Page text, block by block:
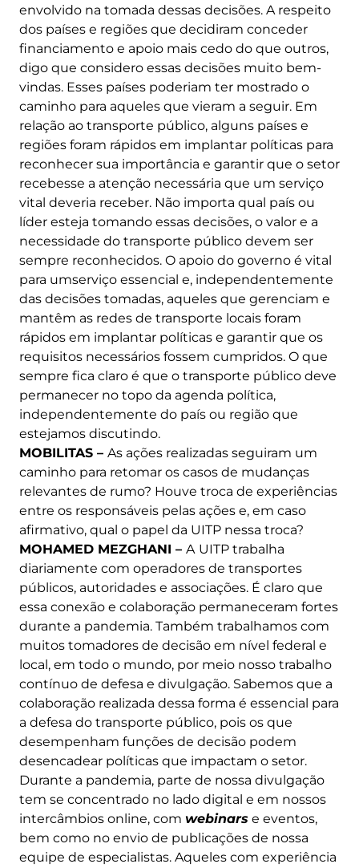
envolvido na tomada dessas decisões. A respeito
dos países e regiões que decidiram conceder
financiamento e apoio mais cedo do que outros,
digo que considero essas decisões muito bem-
vindas. Esses países poderiam ter mostrado o
caminho para aqueles que vieram a seguir. Em
relação ao transporte público, alguns países e
regiões foram rápidos em implantar políticas para
reconhecer sua importância e garantir que o setor
recebesse a atenção necessária que um serviço
vital deveria receber. Não importa qual país ou
líder esteja tomando essas decisões, o valor e a
necessidade do transporte público devem ser
sempre reconhecidos. O apoio do governo é vital
para umserviço essencial e, independentemente
das decisões tomadas, aqueles que gerenciam e
mantêm as redes de transporte locais foram
rápidos em implantar políticas e garantir que os
requisitos necessários fossem cumpridos. O que
sempre fica claro é que o transporte público deve
permanecer no topo da agenda política,
independentemente do país ou região que
estejamos discutindo.
MOBILITAS – As ações realizadas seguiram um
caminho para retomar os casos de mudanças
relevantes de rumo? Houve troca de experiências
entre os responsáveis ​​pelas ações e, em caso
afirmativo, qual o papel da UITP nessa troca?
MOHAMED MEZGHANI – A UITP trabalha
diariamente com operadores de transportes
públicos, autoridades e associações. É claro que
essa conexão e colaboração permaneceram fortes
durante a pandemia. Também trabalhamos com
muitos tomadores de decisão em nível federal e
local, em todo o mundo, por meio nosso trabalho
contínuo de defesa e divulgação. Sabemos que a
colaboração realizada dessa forma é essencial para
a defesa do transporte público, pois os que
desempenham funções de decisão podem
desencadear políticas que impactam o setor.
Durante a pandemia, parte de nossa divulgação
tem se concentrado no lado digital e em nossos
intercâmbios online, com webinars e eventos,
bem como no envio de publicações de nossa
equipe de especialistas. Aqueles com experiência